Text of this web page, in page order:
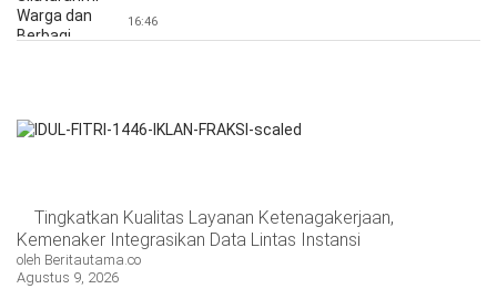
16:46
Tingkatkan Kualitas Layanan Ketenagakerjaan,
Kemenaker Integrasikan Data Lintas Instansi
oleh Beritautama.co
Agustus 9, 2026